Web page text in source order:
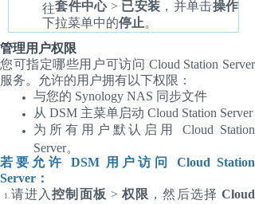
往套件中心 > 已安装 ，并单击操作
下拉菜单中的停止。
管理用户权限
您可指定哪些用户可访问 Cloud Station Server
服务。允许的用户拥有以下权限：
与您的 Synology NAS 同步文件
从 DSM 主菜单启动 Cloud Station Server
为所有用户默认启用 Cloud Station
Server。
若要允许 DSM 用户访问 Cloud Station
Server：
请进入控制面板 > 权限 ，然后选择 Cloud